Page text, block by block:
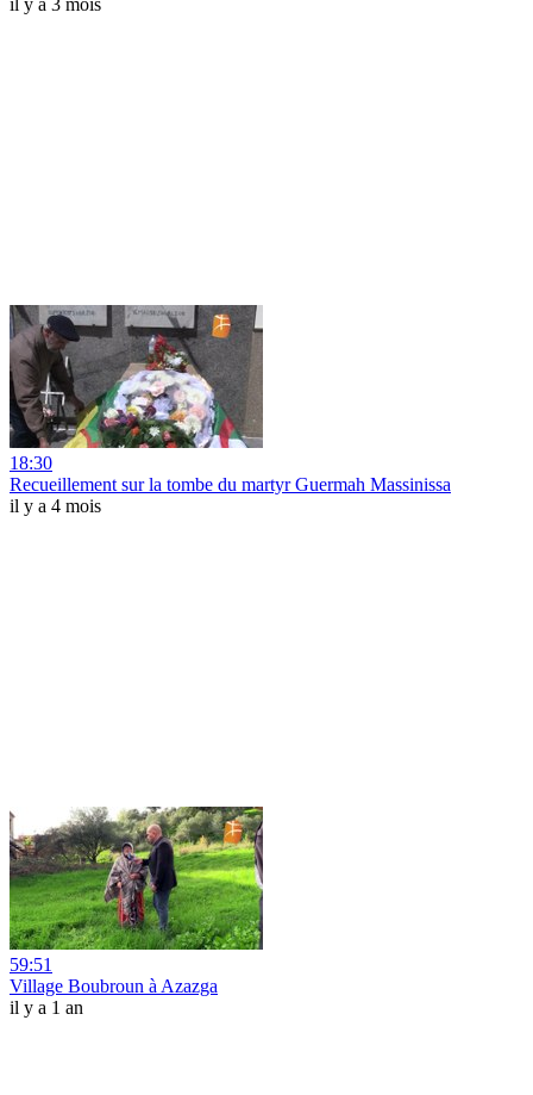
18:30
Recueillement sur la tombe du martyr Guermah Massinissa
il y a 4 mois
59:51
Village Boubroun à Azazga
il y a 1 an